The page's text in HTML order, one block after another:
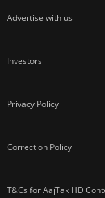
Advertise with us
Investors
Privacy Policy
Correction Policy
T&Cs for AajTak HD